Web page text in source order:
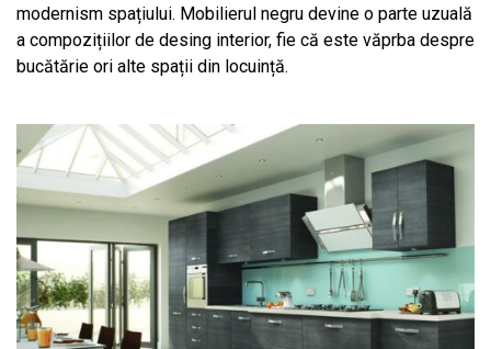
modernism spațiului. Mobilierul negru devine o parte uzuală
a compozițiilor de desing interior, fie că este văprba despre
bucătărie ori alte spații din locuință.